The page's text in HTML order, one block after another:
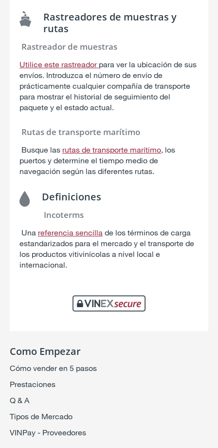
Rastreadores de muestras y
rutas
Rastreador de muestras
Utilice este rastreador para ver la ubicación de sus
envíos. Introduzca el número de envío de
prácticamente cualquier compañía de transporte
para mostrar el historial de seguimiento del
paquete y el estado actual.
Rutas de transporte marítimo
Busque las rutas de transporte marítimo , los
puertos y determine el tiempo medio de
navegación según las diferentes rutas.
Definiciones
Incoterms
Una referencia sencilla de los términos de carga
estandarizados para el mercado y el transporte de
los productos vitivinícolas a nivel local e
internacional.
Como Empezar
Cómo vender en 5 pasos
Prestaciones
Q & A
Tipos de Mercado
VINPay - Proveedores